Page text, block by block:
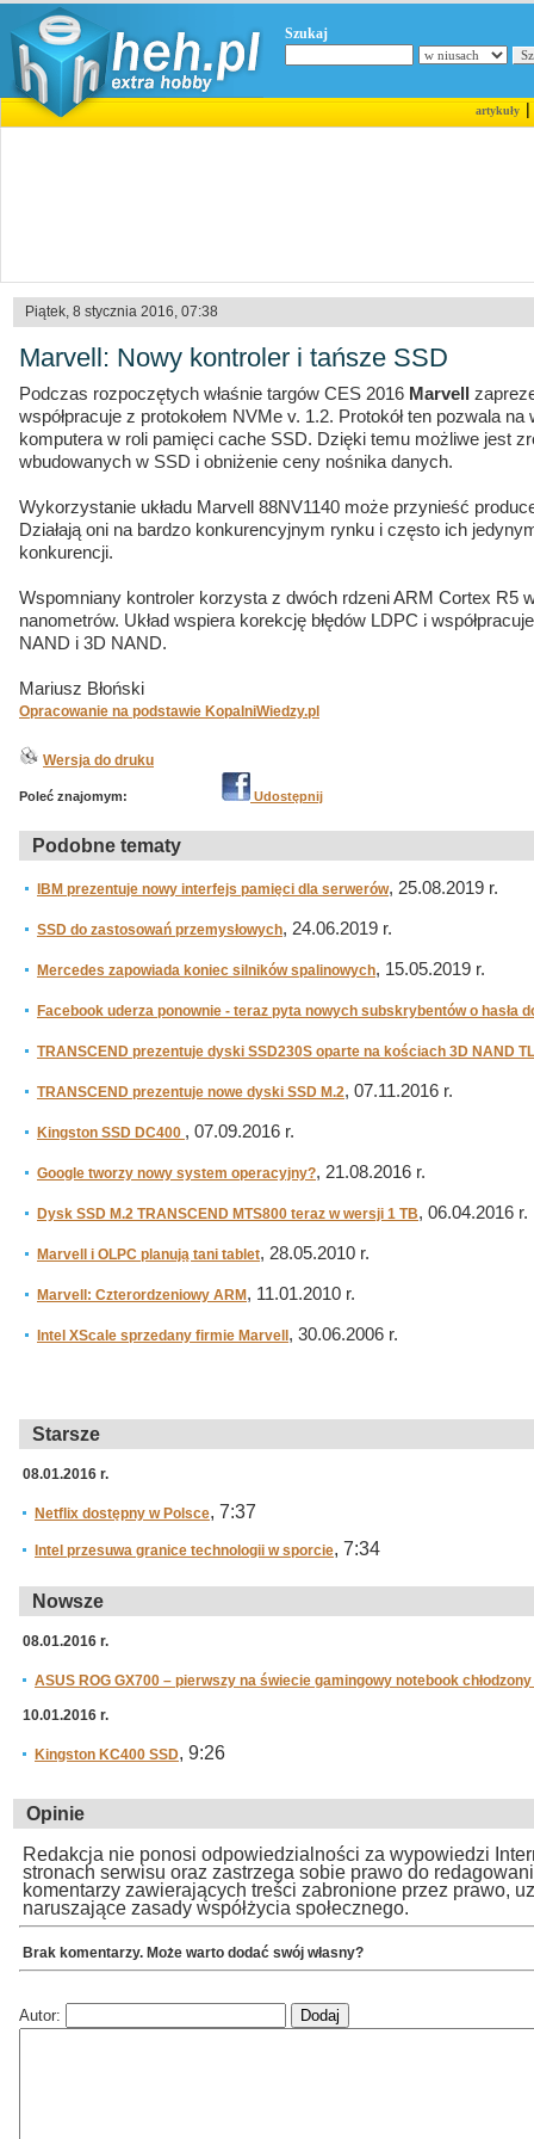
Szukaj
artykuły|
Piątek, 8 stycznia 2016, 07:38
Marvell: Nowy kontroler i tańsze SSD
Podczas rozpoczętych właśnie targów CES 2016 Marvell
współpracuje z protokołem NVMe v. 1.2. Protokół ten pozwala
komputera w roli pamięci cache SSD. Dzięki temu możliwe jest
wbudowanych w SSD i obniżenie ceny nośnika danych.
Wykorzystanie układu Marvell 88NV1140 może przynieść
Działają oni na bardzo konkurencyjnym rynku i często ich
konkurencji.
Wspomniany kontroler korzysta z dwóch rdzeni ARM Cortex R5
nanometrów. Układ wspiera korekcję błędów LDPC i
NAND i 3D NAND.
Mariusz Błoński
Opracowanie na podstawie KopalniWiedzy.pl
Wersja do druku
Poleć znajomym: Udostępnij
Podobne tematy
IBM prezentuje nowy interfejs pamięci dla serwerów, 25.08.2019 r.
SSD do zastosowań przemysłowych, 24.06.2019 r.
Mercedes zapowiada koniec silników spalinowych, 15.05.2019 r.
Facebook uderza ponownie - teraz pyta nowych subskrybentów o hasła
TRANSCEND prezentuje dyski SSD230S oparte na kościach 3D NAND
TRANSCEND prezentuje nowe dyski SSD M.2, 07.11.2016 r.
Kingston SSD DC400 , 07.09.2016 r.
Google tworzy nowy system operacyjny?, 21.08.2016 r.
Dysk SSD M.2 TRANSCEND MTS800 teraz w wersji 1 TB, 06.04.2016 r.
Marvell i OLPC planują tani tablet, 28.05.2010 r.
Marvell: Czterordzeniowy ARM , 11.01.2010 r.
Intel XScale sprzedany firmie Marvell , 30.06.2006 r.
Starsze
08.01.2016 r.
Netflix dostępny w Polsce, 7:37
Intel przesuwa granice technologii w sporcie, 7:34
Nowsze
08.01.2016 r.
ASUS ROG GX700 – pierwszy na świecie gamingowy notebook
10.01.2016 r.
Kingston KC400 SSD, 9:26
Opinie
Redakcja nie ponosi odpowiedzialności za wypowiedzi
stronach serwisu oraz zastrzega sobie prawo do
komentarzy zawierających treści zabronione przez prawo,
naruszające zasady współżycia społecznego.
Brak komentarzy. Może warto dodać swój własny?
Autor: